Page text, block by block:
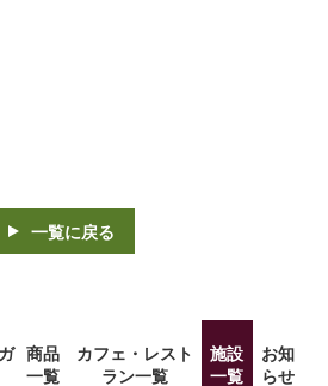
一覧に戻る
商品
一覧
カフェ・レスト
ラン一覧
施設
一覧
お知
らせ